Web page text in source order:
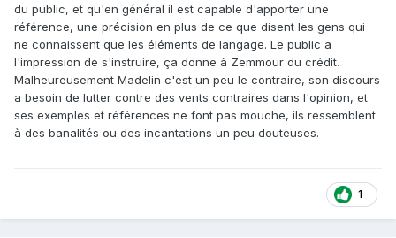
du public, et qu'en général il est capable d'apporter une
référence, une précision en plus de ce que disent les gens qui
ne connaissent que les éléments de langage. Le public a
l'impression de s'instruire, ça donne à Zemmour du crédit.
Malheureusement Madelin c'est un peu le contraire, son discours
a besoin de lutter contre des vents contraires dans l'opinion, et
ses exemples et références ne font pas mouche, ils ressemblent
à des banalités ou des incantations un peu douteuses.
1